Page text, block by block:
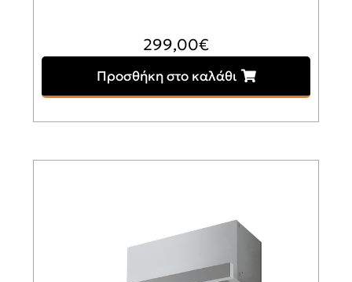
299,00€
Προσθήκη στο καλάθι